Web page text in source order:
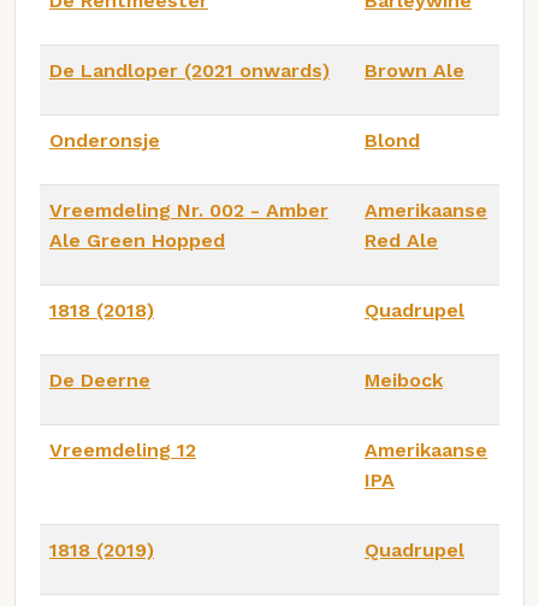
De Landloper (2021 onwards) Brown Ale
Onderonsje Blond
Vreemdeling Nr. 002 - Amber
Ale Green Hopped
Amerikaanse
Red Ale
1818 (2018) Quadrupel
De Deerne Meibock
Vreemdeling 12
Amerikaanse
IPA
1818 (2019) Quadrupel